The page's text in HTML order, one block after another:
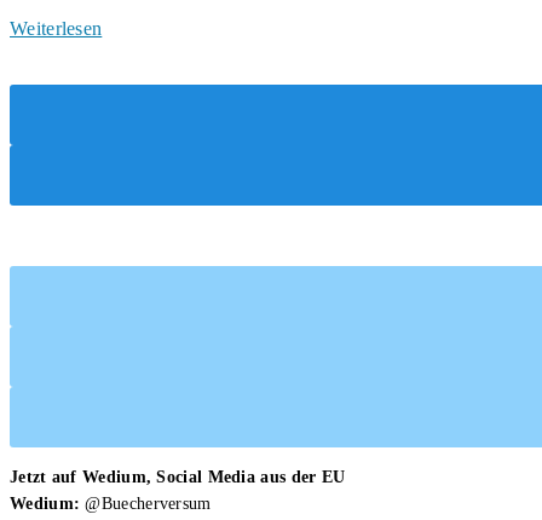
Weiterlesen
und
Pérez
Jetzt auf Wedium, Social Media aus der EU
Wedium: @Buecherversum